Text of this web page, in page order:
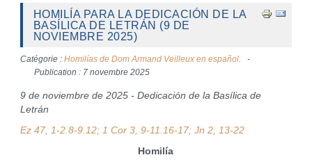
HOMILÍA PARA LA DEDICACIÓN DE LA
BASÍLICA DE LETRÁN (9 DE
NOVIEMBRE 2025)
Catégorie : Homilías de Dom Armand Veilleux en español.
Publication : 7 novembre 2025
9 de noviembre de 2025 - Dedicación de la Basílica de
Letrán
Ez 47, 1-2.8-9.12; 1 Cor 3, 9-11.16-17; Jn 2, 13-22
Homilía